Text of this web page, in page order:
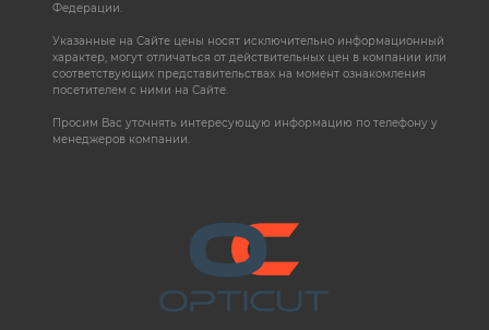
Федерации.
Указанные на Сайте цены носят исключительно информационный
характер, могут отличаться от действительных цен в компании или
соответствующих представительствах на момент ознакомления
посетителем с ними на Сайте.
Просим Вас уточнять интересующую информацию по телефону у
менеджеров компании.